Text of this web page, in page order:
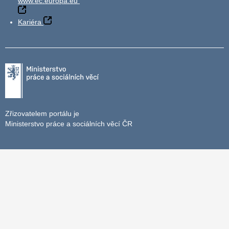
Kariéra
Zřizovatelem portálu je
Ministerstvo práce a sociálních věcí ČR